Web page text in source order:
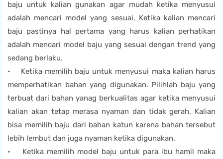
baju untuk kalian gunakan agar mudah ketika menyusui
adalah mencari model yang sesuai. Ketika kalian mencari
baju pastinya hal pertama yang harus kalian perhatikan
adalah mencari model baju yang sesuai dengan trend yang
sedang berlaku.
• Ketika memilih baju untuk menyusui maka kalian harus
memperhatikan bahan yang digunakan. Pilihlah baju yang
terbuat dari bahan yanag berkualitas agar ketika menyusui
kalian akan tetap merasa nyaman dan tidak gerah. Kalian
bisa memilih baju dari bahan katun karena bahan tersebut
lebih lembut dan juga nyaman ketika digunakan.
• Ketika memilih model baju untuk para ibu hamil maka